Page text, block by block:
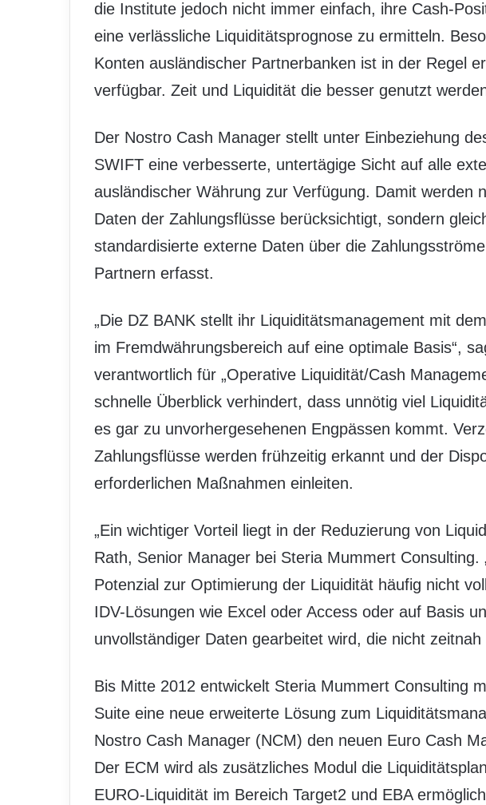
die Institute jedoch nicht immer einfach, ihre Cash-
eine verlässliche Liquiditätsprognose zu ermitteln.
Konten ausländischer Partnerbanken ist in der Regel
verfügbar. Zeit und Liquidität die besser genutzt
Der Nostro Cash Manager stellt unter Einbeziehung
SWIFT eine verbesserte, untertägige Sicht auf alle
ausländischer Währung zur Verfügung. Damit werden
Daten der Zahlungsflüsse berücksichtigt, sondern
standardisierte externe Daten über die
Partnern erfasst.
„Die DZ BANK stellt ihr Liquiditätsmanagement mit
im Fremdwährungsbereich auf eine optimale Basis“,
verantwortlich für „Operative Liquidität/Cash
schnelle Überblick verhindert, dass unnötig viel
es gar zu unvorhergesehenen Engpässen kommt.
Zahlungsflüsse werden frühzeitig erkannt und der
erforderlichen Maßnahmen einleiten.
„Ein wichtiger Vorteil liegt in der Reduzierung von
Rath, Senior Manager bei Steria Mummert Consulting.
Potenzial zur Optimierung der Liquidität häufig nicht
IDV-Lösungen wie Excel oder Access oder auf Basis
unvollständiger Daten gearbeitet wird, die nicht
Bis Mitte 2012 entwickelt Steria Mummert Consulting
Suite eine neue erweiterte Lösung zum
Nostro Cash Manager (NCM) den neuen Euro Cash
Der ECM wird als zusätzliches Modul die
EURO-Liquidität im Bereich Target2 und EBA